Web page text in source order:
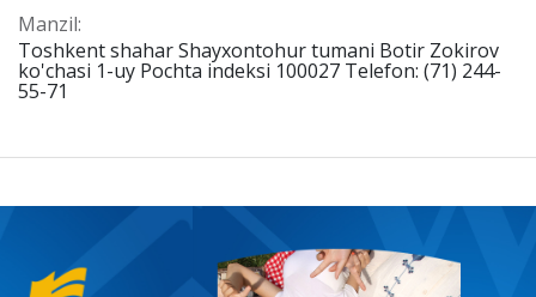
Manzil:
Toshkent shahar Shayxontohur tumani Botir Zokirov
ko'chasi 1-uy Pochta indeksi 100027 Telefon: (71) 244-
55-71